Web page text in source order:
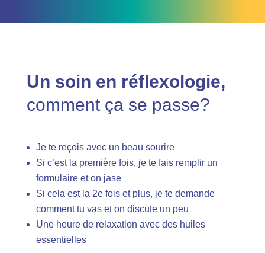
Un soin en réflexologie,
comment ça se passe?
Je te reçois avec un beau sourire
Si c’est la première fois, je te fais remplir un
formulaire et on jase
Si cela est la 2e fois et plus, je te demande
comment tu vas et on discute un peu
Une heure de relaxation avec des huiles
essentielles